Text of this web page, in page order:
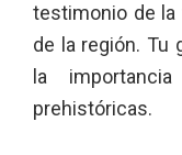
testimonio de la
de la región. Tu
la
prehistóricas.